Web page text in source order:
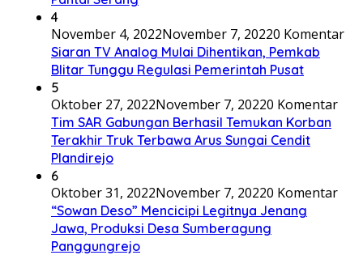
4
November 4, 2022November 7, 20220 Komentar
Siaran TV Analog Mulai Dihentikan, Pemkab
Blitar Tunggu Regulasi Pemerintah Pusat
5
Oktober 27, 2022November 7, 20220 Komentar
Tim SAR Gabungan Berhasil Temukan Korban
Terakhir Truk Terbawa Arus Sungai Cendit
Plandirejo
6
Oktober 31, 2022November 7, 20220 Komentar
“Sowan Deso” Mencicipi Legitnya Jenang
Jawa, Produksi Desa Sumberagung
Panggungrejo